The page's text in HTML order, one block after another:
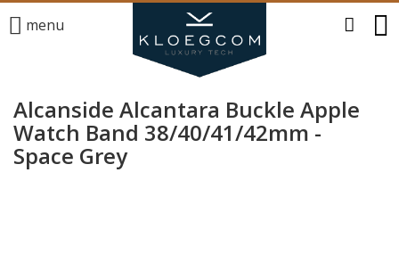
menu
Alcanside Alcantara Buckle Apple
Watch Band 38/40/41/42mm -
Space Grey